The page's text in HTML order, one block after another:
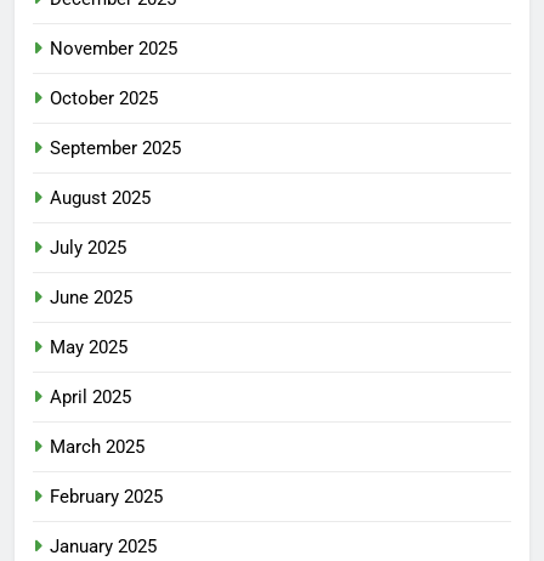
November 2025
October 2025
September 2025
August 2025
July 2025
June 2025
May 2025
April 2025
March 2025
February 2025
January 2025